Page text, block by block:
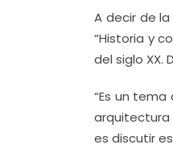
A decir de
“Historia y
del siglo XX.
“Es un
arquitectura
es discutir